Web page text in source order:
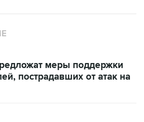
меры поддержки
пострадавших от атак на